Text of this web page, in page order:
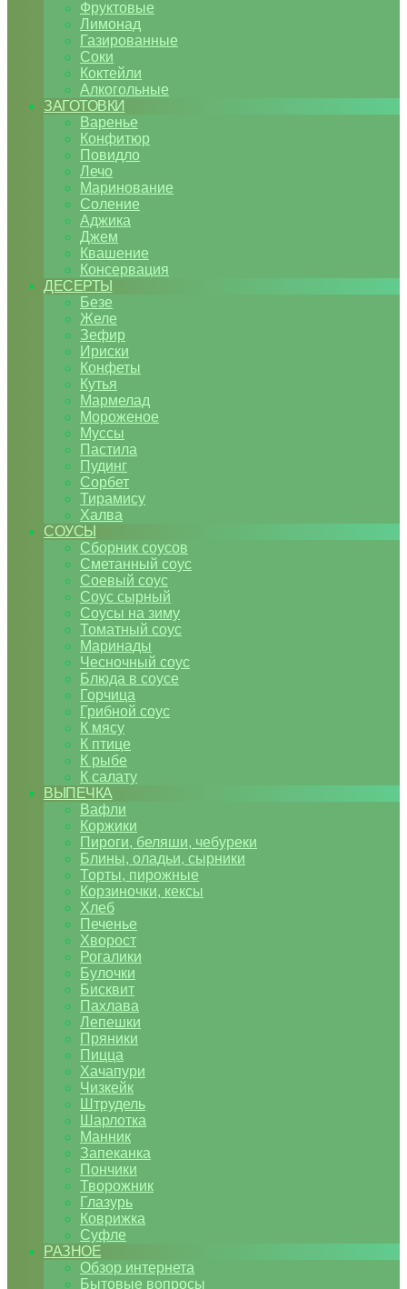
Фруктовые
Лимонад
Газированные
Соки
Коктейли
Алкогольные
ЗАГОТОВКИ
Варенье
Конфитюр
Повидло
Лечо
Маринование
Соление
Аджика
Джем
Квашение
Консервация
ДЕСЕРТЫ
Безе
Желе
Зефир
Ириски
Конфеты
Кутья
Мармелад
Мороженое
Муссы
Пастила
Пудинг
Сорбет
Тирамису
Халва
СОУСЫ
Сборник соусов
Сметанный соус
Соевый соус
Соус сырный
Соусы на зиму
Томатный соус
Маринады
Чесночный соус
Блюда в соусе
Горчица
Грибной соус
К мясу
К птице
К рыбе
К салату
ВЫПЕЧКА
Вафли
Коржики
Пироги, беляши, чебуреки
Блины, оладьи, сырники
Торты, пирожные
Корзиночки, кексы
Хлеб
Печенье
Хворост
Рогалики
Булочки
Бисквит
Пахлава
Лепешки
Пряники
Пицца
Хачапури
Чизкейк
Штрудель
Шарлотка
Манник
Запеканка
Пончики
Творожник
Глазурь
Коврижка
Суфле
РАЗНОЕ
Обзор интернета
Бытовые вопросы